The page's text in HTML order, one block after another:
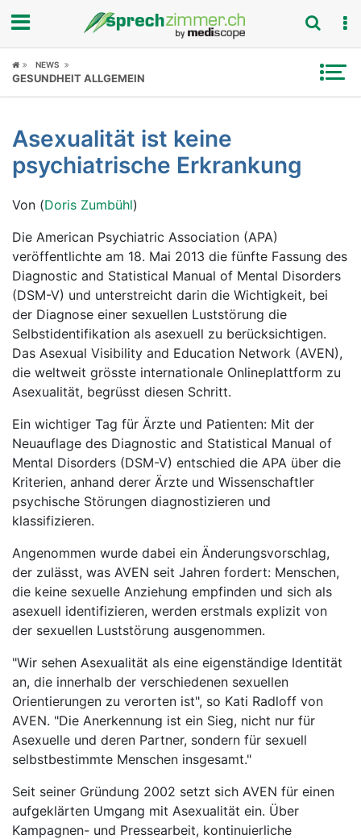
Fokus
Symptome
Untersuchungen
Ratgeber
Rubriken
NEWS
GESUNDHEIT ALLGEMEIN
Asexualität ist keine
psychiatrische Erkrankung
Von (Doris Zumbühl)
Die American Psychiatric Association (APA)
veröffentlichte am 18. Mai 2013 die fünfte Fassung des
Diagnostic and Statistical Manual of Mental Disorders
(DSM-V) und unterstreicht darin die Wichtigkeit, bei
der Diagnose einer sexuellen Luststörung die
Selbstidentifikation als asexuell zu berücksichtigen.
Das Asexual Visibility and Education Network (AVEN),
die weltweit grösste internationale Onlineplattform zu
Asexualität, begrüsst diesen Schritt.
Ein wichtiger Tag für Ärzte und Patienten: Mit der
Neuauflage des Diagnostic and Statistical Manual of
Mental Disorders (DSM-V) entschied die APA über die
Kriterien, anhand derer Ärzte und Wissenschaftler
psychische Störungen diagnostizieren und
klassifizieren.
Angenommen wurde dabei ein Änderungsvorschlag,
der zulässt, was AVEN seit Jahren fordert: Menschen,
die keine sexuelle Anziehung empfinden und sich als
asexuell identifizieren, werden erstmals explizit von
der sexuellen Luststörung ausgenommen.
"Wir sehen Asexualität als eine eigenständige Identität
an, die innerhalb der verschiedenen sexuellen
Orientierungen zu verorten ist", so Kati Radloff von
AVEN. "Die Anerkennung ist ein Sieg, nicht nur für
Asexuelle und deren Partner, sondern für sexuell
selbstbestimmte Menschen insgesamt."
Seit seiner Gründung 2002 setzt sich AVEN für einen
aufgeklärten Umgang mit Asexualität ein. Über
Kampagnen- und Pressearbeit, kontinuierliche